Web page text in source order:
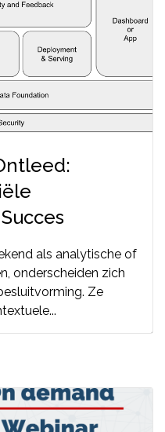
als analytische of
onderscheiden zich
Ze